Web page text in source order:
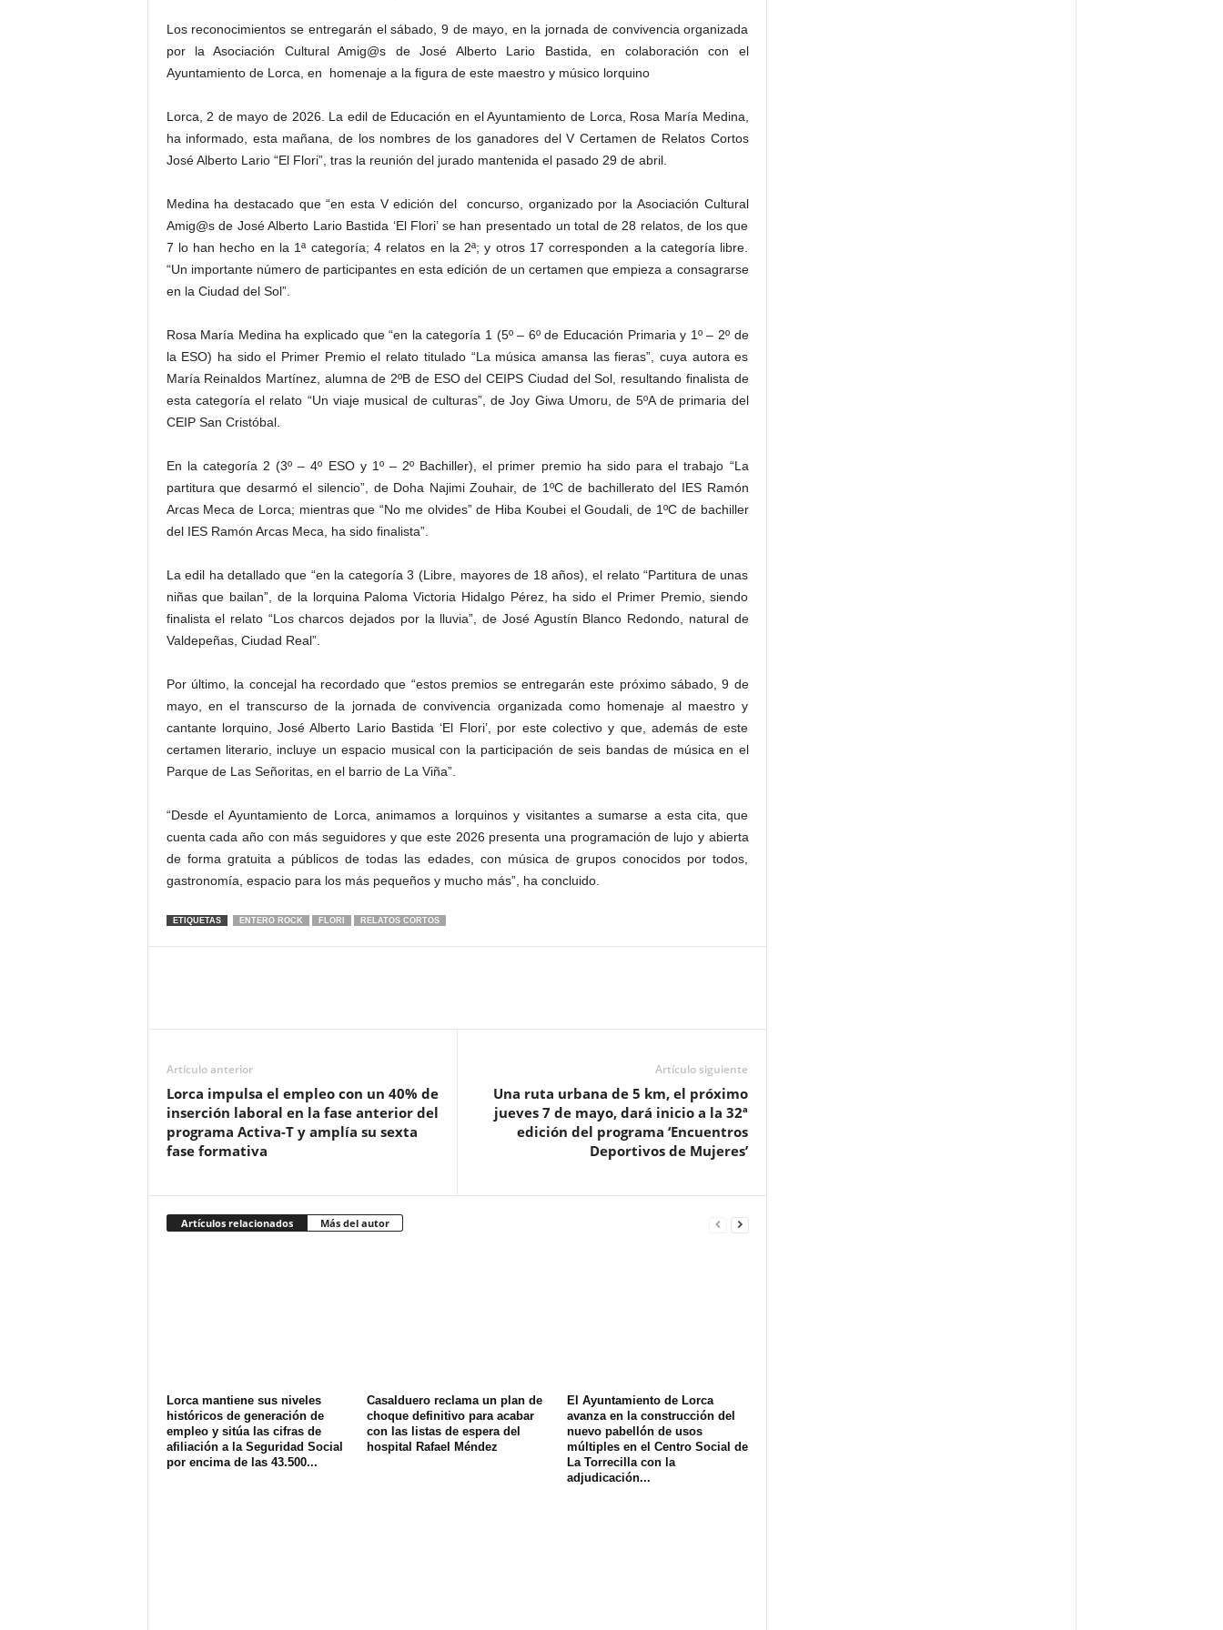
Los reconocimientos se entregarán el sábado, 9 de mayo, en la jornada de convivencia organizada
por la Asociación Cultural Amig@s de José Alberto Lario Bastida, en colaboración con el
Ayuntamiento de Lorca, en homenaje a la figura de este maestro y músico lorquino
Lorca, 2 de mayo de 2026. La edil de Educación en el Ayuntamiento de Lorca, Rosa María Medina,
ha informado, esta mañana, de los nombres de los ganadores del V Certamen de Relatos Cortos
José Alberto Lario “El Flori”, tras la reunión del jurado mantenida el pasado 29 de abril.
Medina ha destacado que “en esta V edición del concurso, organizado por la Asociación Cultural
Amig@s de José Alberto Lario Bastida ‘El Flori’ se han presentado un total de 28 relatos, de los que
7 lo han hecho en la 1ª categoría; 4 relatos en la 2ª; y otros 17 corresponden a la categoría libre.
“Un importante número de participantes en esta edición de un certamen que empieza a consagrarse
en la Ciudad del Sol”.
Rosa María Medina ha explicado que “en la categoría 1 (5º – 6º de Educación Primaria y 1º – 2º de
la ESO) ha sido el Primer Premio el relato titulado “La música amansa las fieras”, cuya autora es
María Reinaldos Martínez, alumna de 2ºB de ESO del CEIPS Ciudad del Sol, resultando finalista de
esta categoría el relato “Un viaje musical de culturas”, de Joy Giwa Umoru, de 5ºA de primaria del
CEIP San Cristóbal.
En la categoría 2 (3º – 4º ESO y 1º – 2º Bachiller), el primer premio ha sido para el trabajo “La
partitura que desarmó el silencio”, de Doha Najimi Zouhair, de 1ºC de bachillerato del IES Ramón
Arcas Meca de Lorca; mientras que “No me olvides” de Hiba Koubei el Goudali, de 1ºC de bachiller
del IES Ramón Arcas Meca, ha sido finalista”.
La edil ha detallado que “en la categoría 3 (Libre, mayores de 18 años), el relato “Partitura de unas
niñas que bailan”, de la lorquina Paloma Victoria Hidalgo Pérez, ha sido el Primer Premio, siendo
finalista el relato “Los charcos dejados por la lluvia”, de José Agustín Blanco Redondo, natural de
Valdepeñas, Ciudad Real”.
Por último, la concejal ha recordado que “estos premios se entregarán este próximo sábado, 9 de
mayo, en el transcurso de la jornada de convivencia organizada como homenaje al maestro y
cantante lorquino, José Alberto Lario Bastida ‘El Flori’, por este colectivo y que, además de este
certamen literario, incluye un espacio musical con la participación de seis bandas de música en el
Parque de Las Señoritas, en el barrio de La Viña”.
“Desde el Ayuntamiento de Lorca, animamos a lorquinos y visitantes a sumarse a esta cita, que
cuenta cada año con más seguidores y que este 2026 presenta una programación de lujo y abierta
de forma gratuita a públicos de todas las edades, con música de grupos conocidos por todos,
gastronomía, espacio para los más pequeños y mucho más”, ha concluido.
ETIQUETAS ENTERO ROCK FLORI RELATOS CORTOS
Artículo anterior
Lorca impulsa el empleo con un 40% de
inserción laboral en la fase anterior del
programa Activa-T y amplía su sexta
fase formativa
Artículo siguiente
Una ruta urbana de 5 km, el próximo
jueves 7 de mayo, dará inicio a la 32ª
edición del programa ‘Encuentros
Deportivos de Mujeres’
Artículos relacionados Más del autor
Lorca mantiene sus niveles
históricos de generación de
empleo y sitúa las cifras de
afiliación a la Seguridad Social
por encima de las 43.500...
Casalduero reclama un plan de
choque definitivo para acabar
con las listas de espera del
hospital Rafael Méndez
El Ayuntamiento de Lorca
avanza en la construcción del
nuevo pabellón de usos
múltiples en el Centro Social de
La Torrecilla con la
adjudicación...